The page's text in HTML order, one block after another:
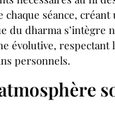
chaque séance, créant
du dharma s’intègre
évolutive, respectant
personnels.